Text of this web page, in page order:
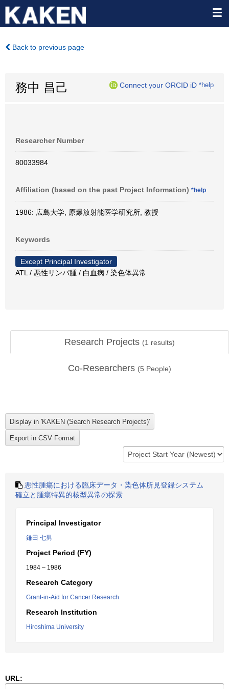
Back to previous page
務中 昌己 Connect your ORCID iD *help
Researcher Number
80033984
Affiliation (based on the past Project Information) *help
1986: 広島大学, 原爆放射能医学研究所, 教授
Keywords
Except Principal Investigator
ATL / 悪性リンパ腫 / 白血病 / 染色体異常
Research Projects (1 results)
Co-Researchers (5 People)
悪性腫瘍における臨床データ・染色体所見登録システム
確立と腫瘍特異的核型異常の探索
Principal Investigator
鎌田 七男
Project Period (FY)
1984 – 1986
Research Category
Grant-in-Aid for Cancer Research
Research Institution
Hiroshima University
URL: